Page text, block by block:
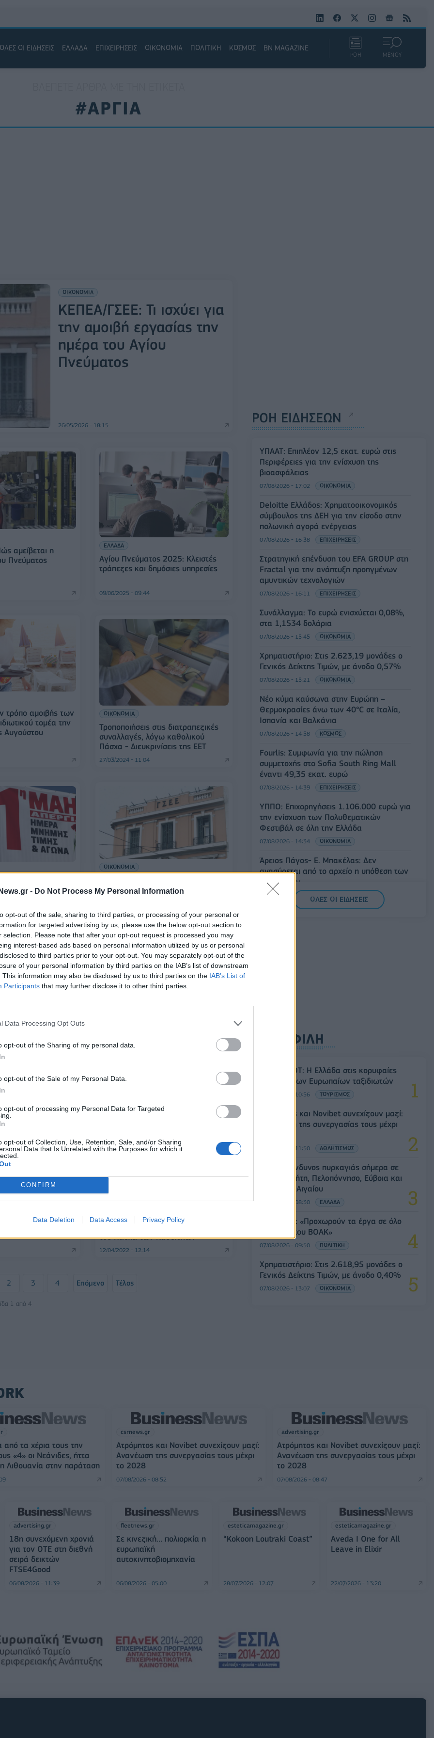
- Do Not Process My Personal Information
opt-out of the sale, sharing to third parties, or processing of your personal or
for targeted advertising by us, please use the below opt-out section to
selection. Please note that after your opt-out request is processed you may
interest-based ads based on personal information utilized by us or personal
to third parties prior to your opt-out. You may separately opt-out of the
of your personal information by third parties on the IAB’s list of downstream
This information may also be disclosed by us to third parties on the IAB’s List of
Participants that may further disclose it to other third parties.
Data Processing Opt Outs
opt-out of the Sharing of my personal data.
opt-out of the Sale of my Personal Data.
opt-out of processing my Personal Data for Targeted
opt-out of Collection, Use, Retention, Sale, and/or Sharing
Data that Is Unrelated with the Purposes for which it
CONFIRM
Data Deletion Data Access Privacy Policy
ΟΛΕΣ ΟΙ ΕΙΔΗΣΕΙΣ ΕΛΛΑΔΑ ΕΠΙΧΕΙΡΗΣΕΙΣ ΟΙΚΟΝΟΜΙΑ ΠΟΛΙΤΙΚΗ ΚΟΣΜΟΣ BN MAGAZINE
ΡΟΗ ΜΕΝΟΥ
#ΑΡΓΙΑ
ΟΙΚΟΝΟΜΙΑ
ΚΕΠΕΑ/ΓΣΕΕ: Τι ισχύει για
την αμοιβή εργασίας την
ημέρα του Αγίου
Πνεύματος
26/05/2026 - 18:15
αμείβεται η
Πνεύματος
ΕΛΛΑΔΑ
Αγίου Πνεύματος 2025: Κλειστές
τράπεζες και δημόσιες υπηρεσίες
09/06/2025 - 09:44
τρόπο αμοιβής των
τομέα την
Αυγούστου
ΟΙΚΟΝΟΜΙΑ
Τροποποιήσεις στις διατραπεζικές
συναλλαγές, λόγω καθολικού
Πάσχα - Διευκρινίσεις της ΕΕΤ
27/03/2024 - 11:04
- Απόφαση
ΟΙΚΟΝΟΜΙΑ
στην αργία της 28ης Οκτωβρίου
23/10/2023 - 11:57
Τι καιρό θα κάνει
ΤΡΑΠΕΖΕΣ
04/04/2023 - 13:16
Ποια
μάρκετ
ΤΡΑΠΕΖΕΣ
15 και 18 Απριλίου στο ελληνικό
του Πάσχα των Καθολικών
12/04/2022 - 12:14
2 3 4 Επόμενο Τέλος
1 από 4
ΡΟΗ ΕΙΔΗΣΕΩΝ
ΥΠΑΑΤ: Επιπλέον 12,5 εκατ. ευρώ στις
Περιφέρειες για την ενίσχυση της
βιοασφάλειας
07/08/2026 - 17:02 ΟΙΚΟΝΟΜΙΑ
Deloitte Ελλάδος: Χρηματοοικονομικός
σύμβουλος της ΔΕΗ για την είσοδο στην
πολωνική αγορά ενέργειας
07/08/2026 - 16:38 ΕΠΙΧΕΙΡΗΣΕΙΣ
Στρατηγική επένδυση του EFA GROUP στη
Fractal για την ανάπτυξη προηγμένων
αμυντικών τεχνολογιών
07/08/2026 - 16:11 ΕΠΙΧΕΙΡΗΣΕΙΣ
Συνάλλαγμα: Το ευρώ ενισχύεται 0,08%,
στα 1,1534 δολάρια
07/08/2026 - 15:45 ΟΙΚΟΝΟΜΙΑ
Χρηματιστήριο: Στις 2.623,19 μονάδες ο
Γενικός Δείκτης Τιμών, με άνοδο 0,57%
07/08/2026 - 15:21 ΟΙΚΟΝΟΜΙΑ
Νέο κύμα καύσωνα στην Ευρώπη –
Θερμοκρασίες άνω των 40°C σε Ιταλία,
Ισπανία και Βαλκάνια
07/08/2026 - 14:58 ΚΟΣΜΟΣ
Fourlis: Συμφωνία για την πώληση
συμμετοχής στο Sofia South Ring Mall
έναντι 49,35 εκατ. ευρώ
07/08/2026 - 14:39 ΕΠΙΧΕΙΡΗΣΕΙΣ
ΥΠΠΟ: Επιχορηγήσεις 1.106.000 ευρώ για
την ενίσχυση των Πολυθεματικών
Φεστιβάλ σε όλη την Ελλάδα
07/08/2026 - 14:34 ΟΙΚΟΝΟΜΙΑ
Άρειος Πάγος- Ε. Μπακέλας: Δεν
ανασύρεται από το αρχείο η υπόθεση των
υποκλοπών
07/08/2026 - 14:11
ΟΛΕΣ ΟΙ ΕΙΔΗΣΕΙΣ
ΔΗΜΟΦΙΛΗ
Έρευνα ΕΟΤ: Η Ελλάδα στις κορυφαίες
επιλογές των Ευρωπαίων ταξιδιωτών
07/08/2026 - 10:56 ΤΟΥΡΙΣΜΟΣ
Ατρόμητος και Novibet συνεχίζουν μαζί:
Ανανέωση της συνεργασίας τους μέχρι
07/08/2026 - 11:50 ΑΘΛΗΤΙΣΜΟΣ
Υψηλός κίνδυνος πυρκαγιάς σήμερα σε
Αττική, Κρήτη, Πελοπόννησο, Εύβοια και
νησιά του Αιγαίου
07/08/2026 - 08:30 ΕΛΛΑΔΑ
Χρ. Δήμας: «Προχωρούν τα έργα σε όλο
το μήκος του ΒΟΑΚ»
07/08/2026 - 09:50 ΠΟΛΙΤΙΚΗ
Χρηματιστήριο: Στις 2.618,95 μονάδες ο
Γενικός Δείκτης Τιμών, με άνοδο 0,40%
07/08/2026 - 13:07 ΟΙΚΟΝΟΜΙΑ
τα χέρια τους την
«4» οι Νεάνιδες, ήττα
Λιθουανία στην παράταση
csrnews.gr
Ατρόμητος και Novibet συνεχίζουν μαζί:
Ανανέωση της συνεργασίας τους μέχρι
το 2028
07/08/2026 - 08:52
advertising.gr
Ατρόμητος και Novibet συνεχίζουν μαζί:
Ανανέωση της συνεργασίας τους μέχρι
το 2028
07/08/2026 - 08:47
advertising.gr
18η συνεχόμενη χρονιά
για τον ΟΤΕ στη διεθνή
σειρά δεικτών
FTSE4Good
06/08/2026 - 11:39
fleetnews.gr
Σε κινεζική… πολιορκία η
ευρωπαϊκή
αυτοκινητοβιομηχανία
06/08/2026 - 05:00
esteticamagazine.gr
“Kokoon Loutraki Coast”
28/07/2026 - 12:07
esteticamagazine.gr
Aveda I One for All
Leave in Elixir
22/07/2026 - 13:20